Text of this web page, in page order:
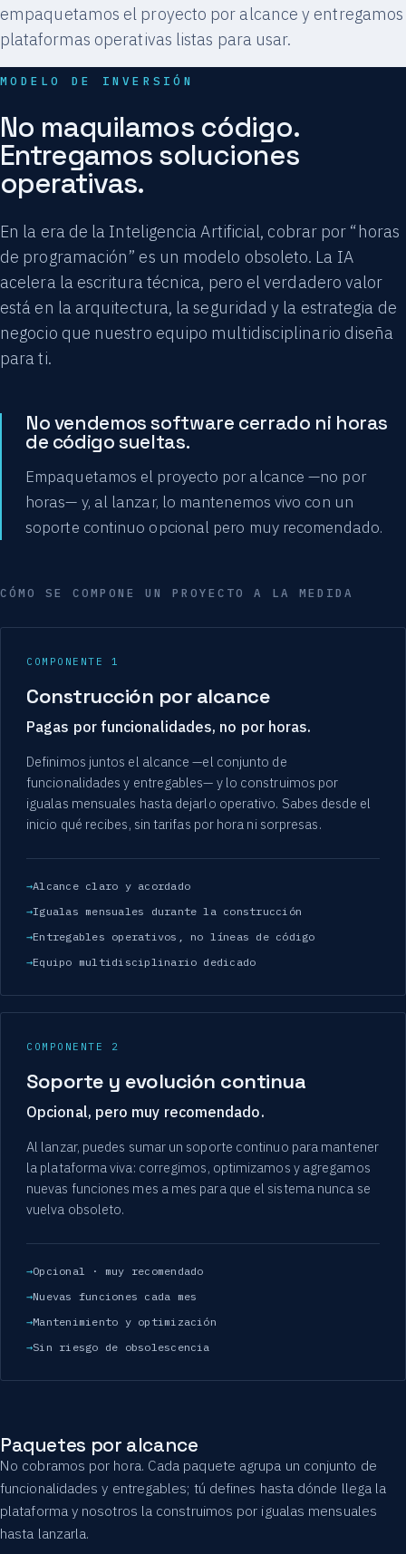
empaquetamos el proyecto por alcance y entregamos
plataformas operativas listas para usar.
MODELO DE INVERSIÓN
No maquilamos código.
Entregamos soluciones
operativas.
En la era de la Inteligencia Artificial, cobrar por “horas
de programación” es un modelo obsoleto. La IA
acelera la escritura técnica, pero el verdadero valor
está en la arquitectura, la seguridad y la estrategia de
negocio que nuestro equipo multidisciplinario diseña
para ti.
No vendemos software cerrado ni horas
de código sueltas.
Empaquetamos el proyecto por alcance —no por
horas— y, al lanzar, lo mantenemos vivo con un
soporte continuo opcional pero muy recomendado.
CÓMO SE COMPONE UN PROYECTO A LA MEDIDA
COMPONENTE 1
Construcción por alcance
Pagas por funcionalidades, no por horas.
Definimos juntos el alcance —el conjunto de
funcionalidades y entregables— y lo construimos por
igualas mensuales hasta dejarlo operativo. Sabes desde el
inicio qué recibes, sin tarifas por hora ni sorpresas.
Alcance claro y acordado
Igualas mensuales durante la construcción
Entregables operativos, no líneas de código
Equipo multidisciplinario dedicado
COMPONENTE 2
Soporte y evolución continua
Opcional, pero muy recomendado.
Al lanzar, puedes sumar un soporte continuo para mantener
la plataforma viva: corregimos, optimizamos y agregamos
nuevas funciones mes a mes para que el sistema nunca se
vuelva obsoleto.
Opcional · muy recomendado
Nuevas funciones cada mes
Mantenimiento y optimización
Sin riesgo de obsolescencia
Paquetes por alcance
No cobramos por hora. Cada paquete agrupa un conjunto de
funcionalidades y entregables; tú defines hasta dónde llega la
plataforma y nosotros la construimos por igualas mensuales
hasta lanzarla.